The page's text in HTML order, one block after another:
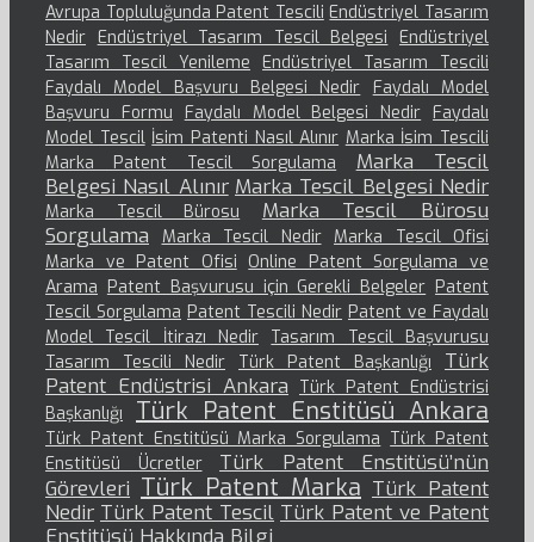
Avrupa Topluluğunda Patent Tescili Endüstriyel Tasarım
Nedir Endüstriyel Tasarım Tescil Belgesi
Endüstriyel
Tasarım Tescil Yenileme
Endüstriyel Tasarım Tescili
Faydalı Model Başvuru Belgesi Nedir
Faydalı Model
Başvuru Formu
Faydalı Model Belgesi Nedir Faydalı
Model Tescil İsim Patenti Nasıl Alınır Marka İsim Tescili
Marka Patent Tescil Sorgulama
Marka Tescil
Belgesi Nasıl Alınır Marka Tescil Belgesi Nedir
Marka Tescil Bürosu
Marka Tescil Bürosu
Sorgulama
Marka Tescil Nedir Marka Tescil Ofisi
Marka ve Patent Ofisi Online Patent Sorgulama ve
Arama Patent Başvurusu için Gerekli Belgeler Patent
Tescil Sorgulama Patent Tescili Nedir Patent ve Faydalı
Model Tescil İtirazı Nedir Tasarım Tescil Başvurusu
Tasarım Tescili Nedir
Türk Patent Başkanlığı
Türk
Patent Endüstrisi Ankara Türk Patent Endüstrisi
Başkanlığı
Türk Patent Enstitüsü Ankara
Türk Patent Enstitüsü Marka Sorgulama Türk Patent
Enstitüsü Ücretler
Türk Patent Enstitüsü’nün
Görevleri Türk Patent Marka Türk Patent
Nedir Türk Patent Tescil Türk Patent ve Patent